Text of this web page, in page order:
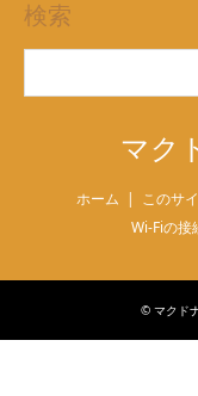
検索
マク
ホーム このサ
Wi-Fiの接
© マクド